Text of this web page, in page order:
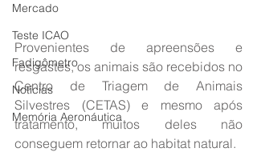
Mercado
Teste ICAO
Fadigômetro
Notícias
Memória Aeronáutica
Provenientes de apreensões e
resgastes, os animais são recebidos no
Centro de Triagem de Animais
Silvestres (CETAS) e mesmo após
tratamento, muitos deles não
conseguem retornar ao habitat natural.